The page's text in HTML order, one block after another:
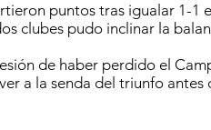
puntos tras igualar 1-1
clubes pudo inclinar la
de haber perdido el
a la senda del triunfo antes